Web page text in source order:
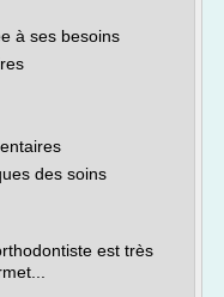
à ses besoins
des soins
est très